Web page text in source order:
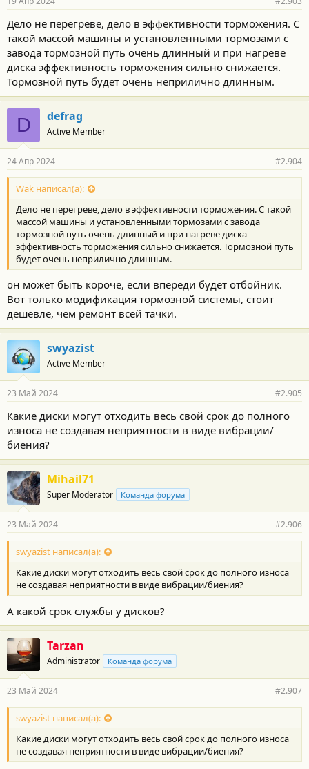
н
с
т
и
Дело не перегреве, дело в эффективности торможения. С
такой массой машины и установленными тормозами с
завода тормозной путь очень длинный и при нагреве
диска эффективность торможения сильно снижается.
Тормозной путь будет очень неприлично длинным.
D defrag
Active Member
24 Апр 2024 #2.904
Wak написал(а):
Дело не перегреве, дело в эффективности торможения. С такой
массой машины и установленными тормозами с завода
тормозной путь очень длинный и при нагреве диска
эффективность торможения сильно снижается. Тормозной путь
будет очень неприлично длинным.
он может быть короче, если впереди будет отбойник.
Вот только модификация тормозной системы, стоит
дешевле, чем ремонт всей тачки.
swyazist
Active Member
23 Май 2024 #2.905
Какие диски могут отходить весь свой срок до полного
износа не создавая неприятности в виде вибрации/
биения?
Mihail71
Super Moderator Команда форума
23 Май 2024 #2.906
swyazist написал(а):
Какие диски могут отходить весь свой срок до полного износа
не создавая неприятности в виде вибрации/биения?
А какой срок службы у дисков?
Tarzan
Administrator Команда форума
23 Май 2024 #2.907
swyazist написал(а):
Какие диски могут отходить весь свой срок до полного износа
не создавая неприятности в виде вибрации/биения?